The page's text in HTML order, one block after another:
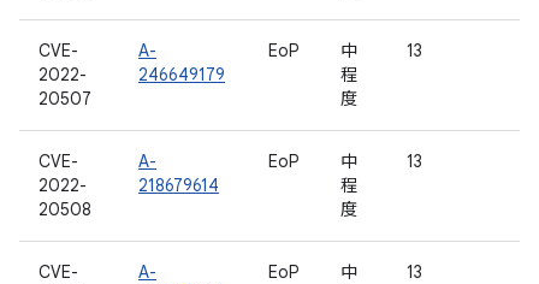
CVE-
2022-
20507
A-
246649179
EoP
中
程
度
13
CVE-
2022-
20508
A-
218679614
EoP
中
程
度
13
CVE-
A-
EoP
中
13